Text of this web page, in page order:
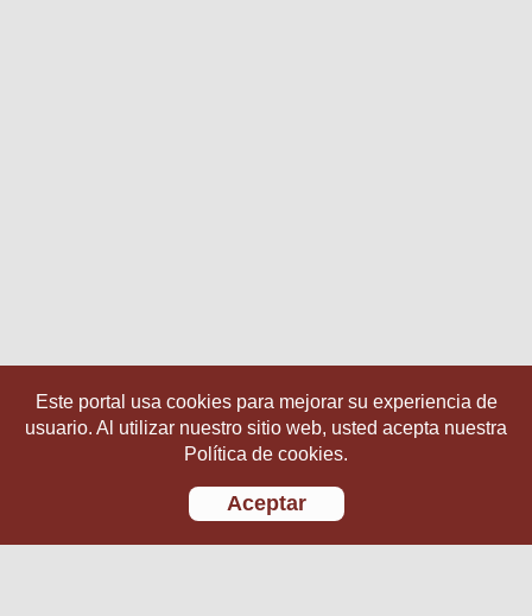
Este portal usa cookies para mejorar su experiencia de
usuario. Al utilizar nuestro sitio web, usted acepta nuestra
Política de cookies.
Aceptar